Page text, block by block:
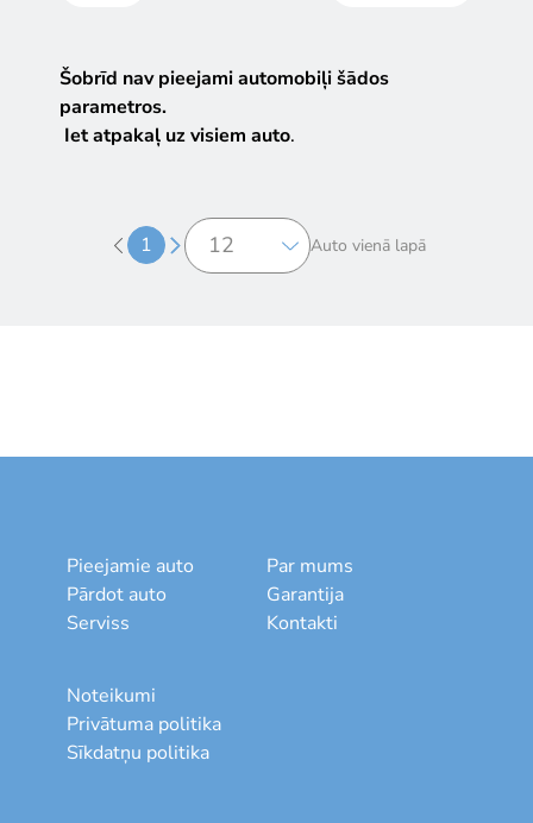
Šobrīd nav pieejami automobiļi šādos
parametros.
Iet atpakaļ uz visiem auto.
1 Auto vienā lapā
Pieejamie auto
Pārdot auto
Serviss
Par mums
Garantija
Kontakti
Noteikumi
Privātuma politika
Sīkdatņu politika